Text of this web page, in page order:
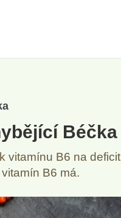
Béčka
vitamínu B6 na deficit
B6 má.